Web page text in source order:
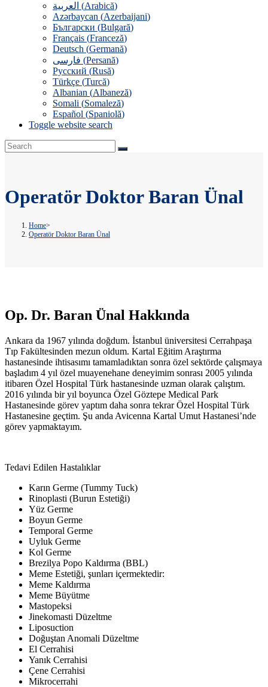
العربية (Arabică)
Azərbaycan (Azerbaijani)
Български (Bulgară)
Français (Franceză)
Deutsch (Germană)
فارسی (Persană)
Русский (Rusă)
Türkçe (Turcă)
Albanian (Albaneză)
Somali (Somaleză)
Español (Spaniolă)
Toggle website search
Operatör Doktor Baran Ünal
Home>
Operatör Doktor Baran Ünal
Op. Dr. Baran Ünal Hakkında
Ankara da 1967 yılında doğdum. İstanbul üniversitesi Cerrahpaşa
Tıp Fakültesinden mezun oldum. Kartal Eğitim Araştırma
hastanesinde ihtisasımı tamamladıktan sonra özel sektörde çalışmaya
başladım 4 yıl özel muayenehane deneyimim sonrası 2005 yılında
itibaren Özel Hospital Türk hastanesinde uzman olarak çalıştım.
2016 yılında bir yıl boyunca Özel Göztepe Medical Park
Hastanesinde görev yaptım daha sonra tekrar Özel Hospital Türk
Hastanesine geçtim. Şu anda Avicenna Kartal Umut Hastanesi’nde
görev yapmaktayım.
Tedavi Edilen Hastalıklar
Karın Germe (Tummy Tuck)
Rinoplasti (Burun Estetiği)
Yüz Germe
Boyun Germe
Temporal Germe
Uyluk Germe
Kol Germe
Brezilya Popo Kaldırma (BBL)
Meme Estetiği, şunları içermektedir:
Meme Kaldırma
Meme Büyütme
Mastopeksi
Jinekomasti Düzeltme
Liposuction
Doğuştan Anomali Düzeltme
El Cerrahisi
Yanık Cerrahisi
Çene Cerrahisi
Mikrocerrahi